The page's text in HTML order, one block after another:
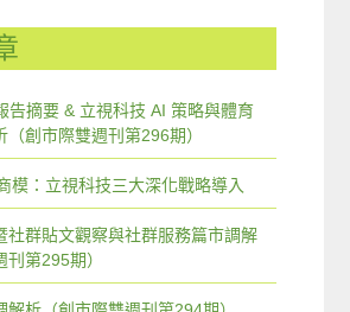
告摘要 & 立視科技 AI 策略與體育
（創市際雙週刊第296期）
模：立視科技三大深化戰略導入
社群貼文觀察與社群服務篇市調解
第295期）